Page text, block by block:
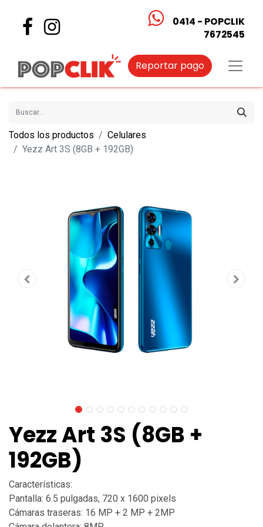
0414 - POPCLIK
7672545
Reportar pago
Todos los productos
Celulares
Yezz Art 3S (8GB + 192GB)
Yezz Art 3S (8GB +
192GB)
Características:
Pantalla: 6.5 pulgadas, 720 x 1600 pixels
Cámaras traseras: 16 MP + 2 MP + 2MP